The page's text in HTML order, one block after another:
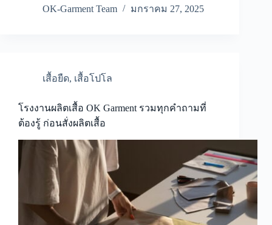
OK-Garment Team
มกราคม 27, 2025
เสื้อยืด, เสื้อโปโล
โรงงานผลิตเสื้อ OK Garment รวมทุกคำถามที่
ต้องรู้ ก่อนสั่งผลิตเสื้อ